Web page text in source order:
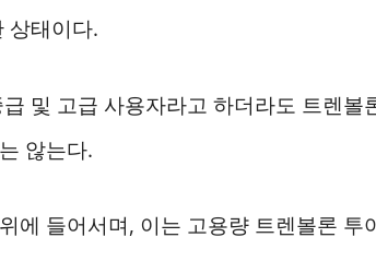
상태이다.
및 고급 사용자라고 하더라도 트렌볼
않는다.
에 들어서며, 이는 고용량 트렌볼론 투